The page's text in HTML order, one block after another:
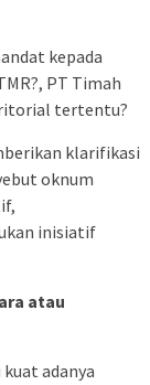
kepada
PT Timah
tertentu?
klarifikasi
oknum
inisiatif
atau
adanya